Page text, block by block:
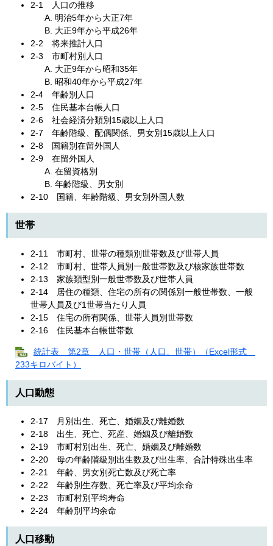
2-1 人口の推移
明治5年から大正7年
大正9年から平成26年
2-2 将来推計人口
2-3 市町村別人口
大正9年から昭和35年
昭和40年から平成27年
2-4 年齢別人口
2-5 住民基本台帳人口
2-6 社会経済分類別15歳以上人口
2-7 年齢階級、配偶関係、男女別15歳以上人口
2-8 国籍別在留外国人
2-9 在留外国人
在留資格別
年齢階級、男女別
2-10 国籍、年齢階級、男女別外国人数
世帯
2-11 市町村、世帯の種類別世帯数及び世帯人員
2-12 市町村、世帯人員別一般世帯数及び核家族世帯数
2-13 家族類型別一般世帯数及び世帯人員
2-14 居住の種類、住宅の所有の関係別一般世帯数、一般
世帯人員及び1世帯当たり人員
2-15 住宅の所有関係、世帯人員別世帯数
2-16 住民基本台帳世帯数
統計表 第2章 人口・世帯（人口、世帯）（Excel形式
233キロバイト）
人口動態
2-17 月別出生、死亡、婚姻及び離婚数
2-18 出生、死亡、死産、婚姻及び離婚数
2-19 市町村別出生、死亡、婚姻及び離婚数
2-20 母の年齢階級別出生数及び出生率、合計特殊出生率
2-21 年齢、男女別死亡数及び死亡率
2-22 年齢別生存数、死亡率及び平均余命
2-23 市町村別平均寿命
2-24 年齢別平均余命
人口移動